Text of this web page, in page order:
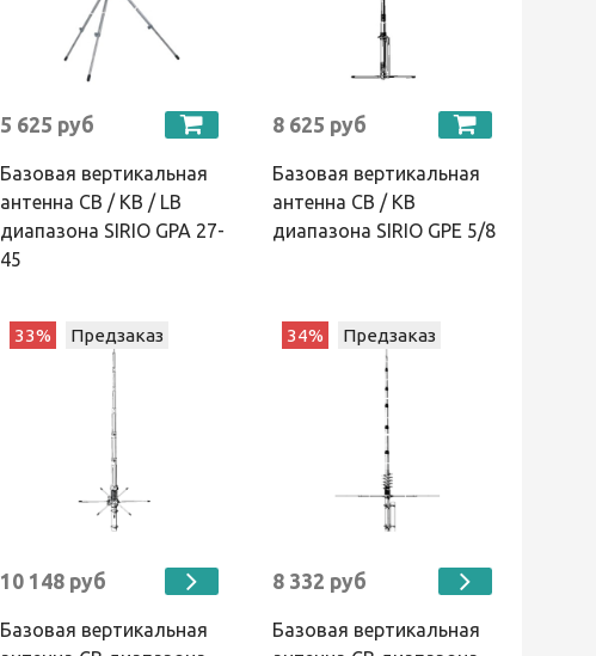
5 625 руб
Базовая вертикальная
антенна CB / КВ / LB
диапазона SIRIO GPA 27-
45
8 625 руб
Базовая вертикальная
антенна CB / КВ
диапазона SIRIO GPE 5/8
33% Предзаказ
10 148 руб
Базовая вертикальная
34% Предзаказ
8 332 руб
Базовая вертикальная